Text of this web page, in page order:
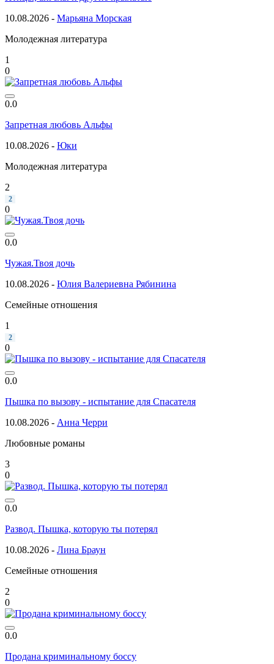
10.08.2026 - Марьяна Морская
Молодежная литература
1
0
0.0
Запретная любовь Альфы
10.08.2026 - Юки
Молодежная литература
2
2
0
0.0
Чужая.Твоя дочь
10.08.2026 - Юлия Валериевна Рябинина
Семейные отношения
1
2
0
0.0
Пышка по вызову - испытание для Спасателя
10.08.2026 - Анна Черри
Любовные романы
3
0
0.0
Развод. Пышка, которую ты потерял
10.08.2026 - Лина Браун
Семейные отношения
2
0
0.0
Продана криминальному боссу